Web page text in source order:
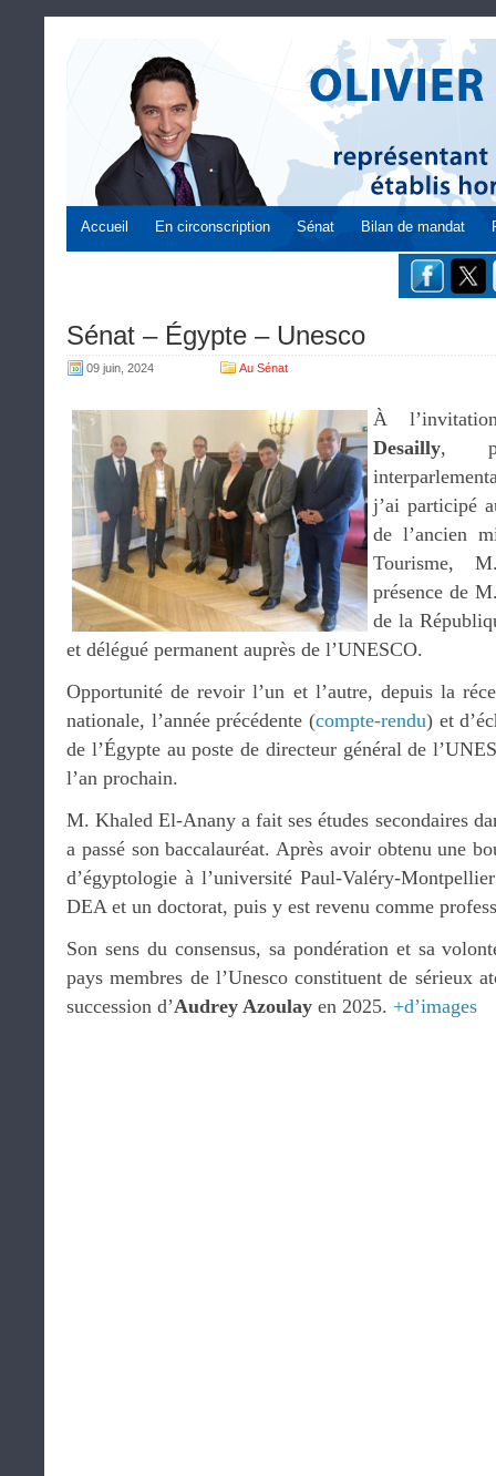
Accueil En circonscription Sénat Bilan de mandat
Sénat – Égypte – Unesco
09 juin, 2024 Au Sénat
À
Desailly,
j’ai participé
de l’ancien
Tourisme,
présence de
de la
et délégué permanent auprès de l’UNESCO.
Opportunité de revoir l’un et l’autre, depuis la
nationale, l’année précédente (compte-rendu) et
de l’Égypte au poste de directeur général de
l’an prochain.
M. Khaled El-Anany a fait ses études secondaires
a passé son baccalauréat. Après avoir obtenu une
d’égyptologie à l’université Paul-Valéry-
DEA et un doctorat, puis y est revenu comme
Son sens du consensus, sa pondération et sa
pays membres de l’Unesco constituent de sérieux
succession d’Audrey Azoulay en 2025. +d’images